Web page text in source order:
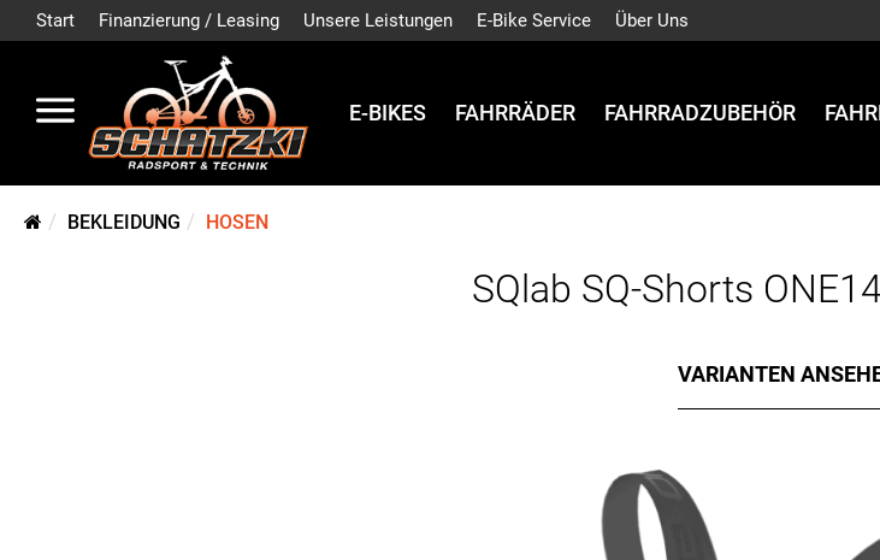
Start Finanzierung / Leasing Unsere Leistungen E-Bike Service Über Uns
E-BIKES FAHRRÄDER FAHRRADZUBEHÖR
BEKLEIDUNG HOSEN
SQlab SQ-Shorts
VARIANTEN